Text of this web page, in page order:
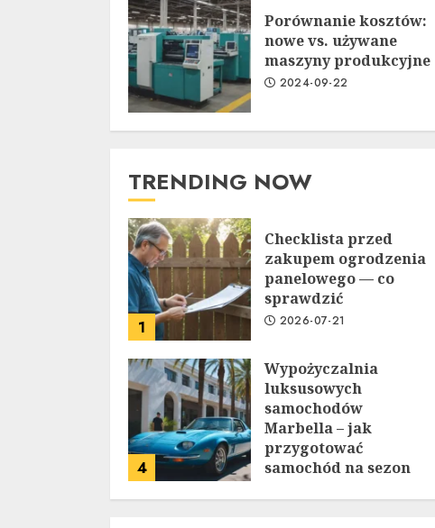
Porównanie kosztów:
nowe vs. używane
maszyny produkcyjne
2024-09-22
TRENDING NOW
1
Checklista przed
zakupem ogrodzenia
panelowego — co
sprawdzić
2026-07-21
4
Wypożyczalnia
luksusowych
samochodów
Marbella – jak
przygotować
samochód na sezon